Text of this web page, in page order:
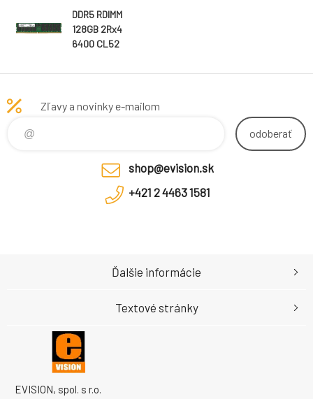
DDR5 RDIMM
128GB 2Rx4
6400 CL52
Pack)
Zľavy a novinky e-mailom
odoberať
shop@evision.sk
+421 2 4463 1581
EVISION, spol. s r.o.
Ďalšie informácie
Textové stránky